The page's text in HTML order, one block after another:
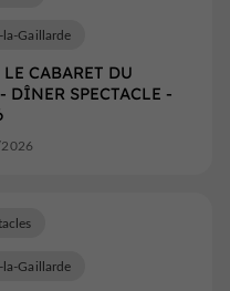
CABARET DU
DÎNER SPECTACLE -
la-Gaillarde
la-Gaillarde